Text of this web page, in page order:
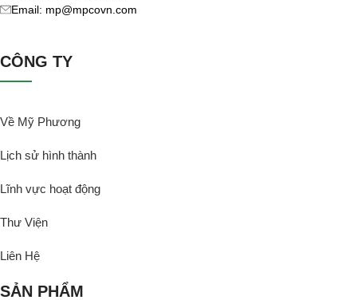
Email: mp@mpcovn.com
CÔNG TY
Về Mỹ Phương
Lịch sử hình thành
Lĩnh vực hoạt động
Thư Viện
Liên Hệ
SẢN PHẨM